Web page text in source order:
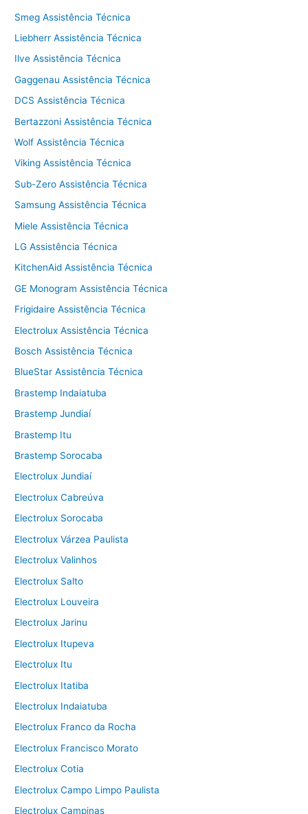
Smeg Assistência Técnica
Liebherr Assistência Técnica
Ilve Assistência Técnica
Gaggenau Assistência Técnica
DCS Assistência Técnica
Bertazzoni Assistência Técnica
Wolf Assistência Técnica
Viking Assistência Técnica
Sub-Zero Assistência Técnica
Samsung Assistência Técnica
Miele Assistência Técnica
LG Assistência Técnica
KitchenAid Assistência Técnica
GE Monogram Assistência Técnica
Frigidaire Assistência Técnica
Electrolux Assistência Técnica
Bosch Assistência Técnica
BlueStar Assistência Técnica
Brastemp Indaiatuba
Brastemp Jundiaí
Brastemp Itu
Brastemp Sorocaba
Electrolux Jundiaí
Electrolux Cabreúva
Electrolux Sorocaba
Electrolux Várzea Paulista
Electrolux Valinhos
Electrolux Salto
Electrolux Louveira
Electrolux Jarinu
Electrolux Itupeva
Electrolux Itu
Electrolux Itatiba
Electrolux Indaiatuba
Electrolux Franco da Rocha
Electrolux Francisco Morato
Electrolux Cotia
Electrolux Campo Limpo Paulista
Electrolux Campinas